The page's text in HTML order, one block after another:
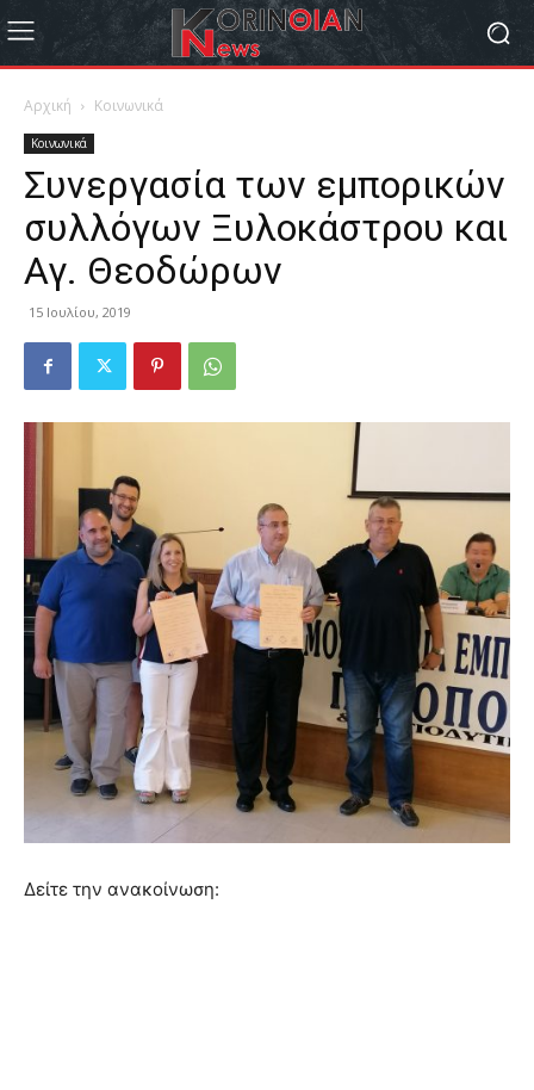
Αρχική Κοινωνικά
Κοινωνικά
Συνεργασία των εμπορικών
συλλόγων Ξυλοκάστρου και
Αγ. Θεοδώρων
15 Ιουλίου, 2019
Δείτε την ανακοίνωση: